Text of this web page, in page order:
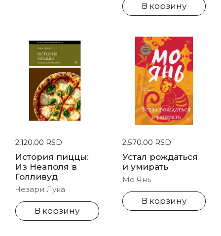
В корзину
Стандартная цена
2,120.00 RSD
История пиццы:
Из Неаполя в
Голливуд
Чезари Лука
В корзину
Стандартная цена
2,570.00 RSD
Устал рождаться
и умирать
Мо Янь
В корзину